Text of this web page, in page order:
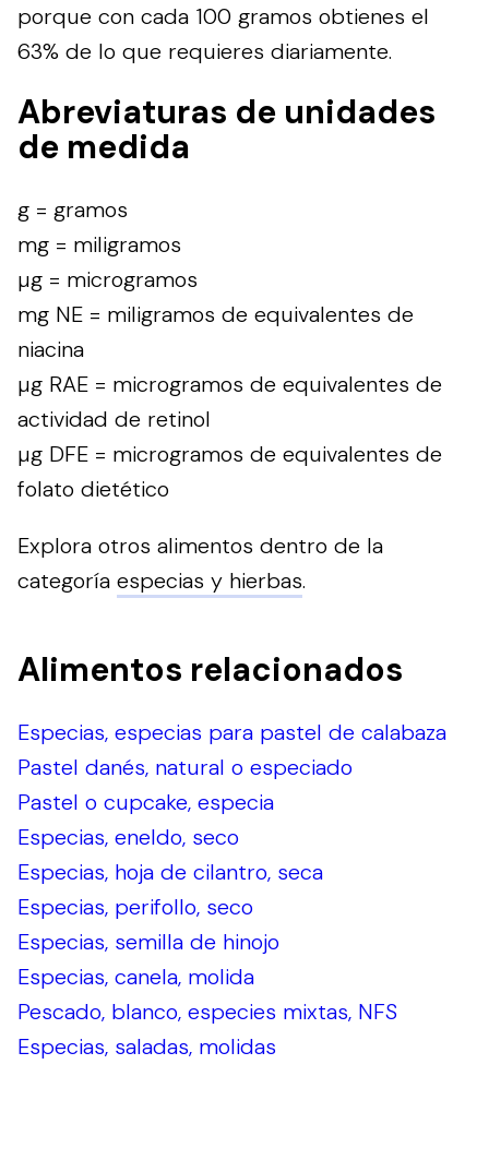
porque con cada 100 gramos obtienes el
63% de lo que requieres diariamente.
Abreviaturas de unidades
de medida
g = gramos
mg = miligramos
µg = microgramos
mg NE = miligramos de equivalentes de
niacina
µg RAE = microgramos de equivalentes de
actividad de retinol
µg DFE = microgramos de equivalentes de
folato dietético
Explora otros alimentos dentro de la
categoría especias y hierbas.
Alimentos relacionados
Especias, especias para pastel de calabaza
Pastel danés, natural o especiado
Pastel o cupcake, especia
Especias, eneldo, seco
Especias, hoja de cilantro, seca
Especias, perifollo, seco
Especias, semilla de hinojo
Especias, canela, molida
Pescado, blanco, especies mixtas, NFS
Especias, saladas, molidas